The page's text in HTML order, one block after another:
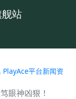
站
PlayAce平台新闻资
眼神凶狠！